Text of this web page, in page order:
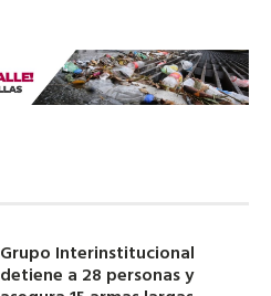
Grupo Interinstitucional
detiene a 28 personas y